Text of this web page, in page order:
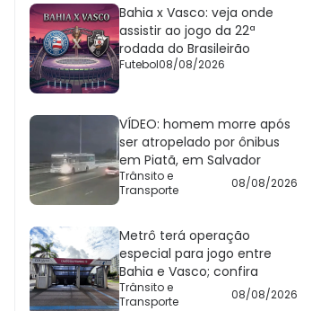
Bahia x Vasco: veja onde
assistir ao jogo da 22ª
rodada do Brasileirão
Futebol08/08/2026
VÍDEO: homem morre após
ser atropelado por ônibus
em Piatã, em Salvador
Trânsito e
Transporte
08/08/2026
Metrô terá operação
especial para jogo entre
Bahia e Vasco; confira
Trânsito e
Transporte
08/08/2026